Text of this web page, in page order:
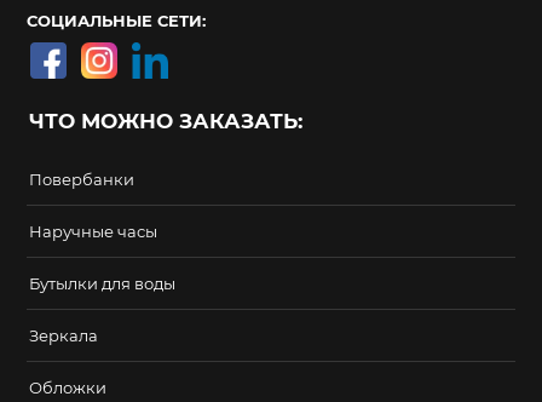
СОЦИАЛЬНЫЕ СЕТИ:
ЧТО МОЖНО ЗАКАЗАТЬ:
Повербанки
Наручные часы
Бутылки для воды
Зеркала
Обложки